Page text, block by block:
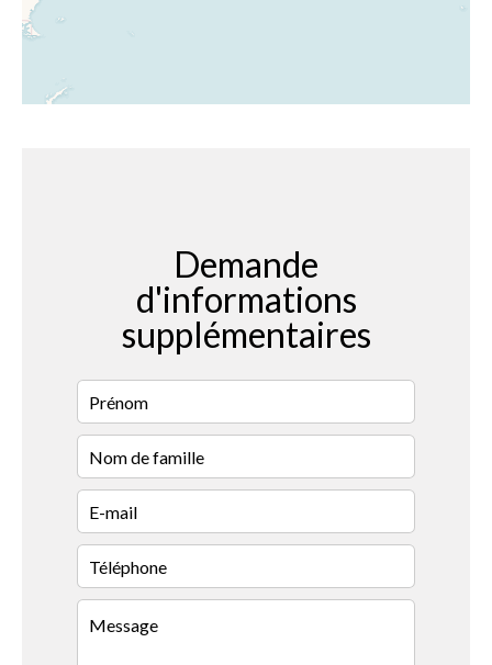
Demande
d'informations
supplémentaires